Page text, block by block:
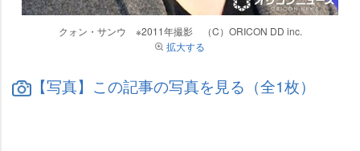
クォン・サンウ ※2011年撮影 （C）ORICON DD inc.
拡大する
【写真】この記事の写真を見る（全1枚）